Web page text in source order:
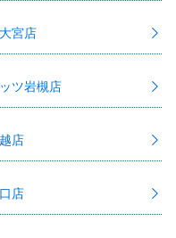
宮店
ツ岩槻店
店
店